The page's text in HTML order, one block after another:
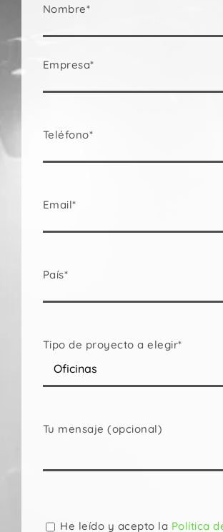
Nombre*
Empresa*
Teléfono*
Email*
País*
Tipo de proyecto a elegir*
Tu mensaje (opcional)
dejaHe leído y acepto la Política